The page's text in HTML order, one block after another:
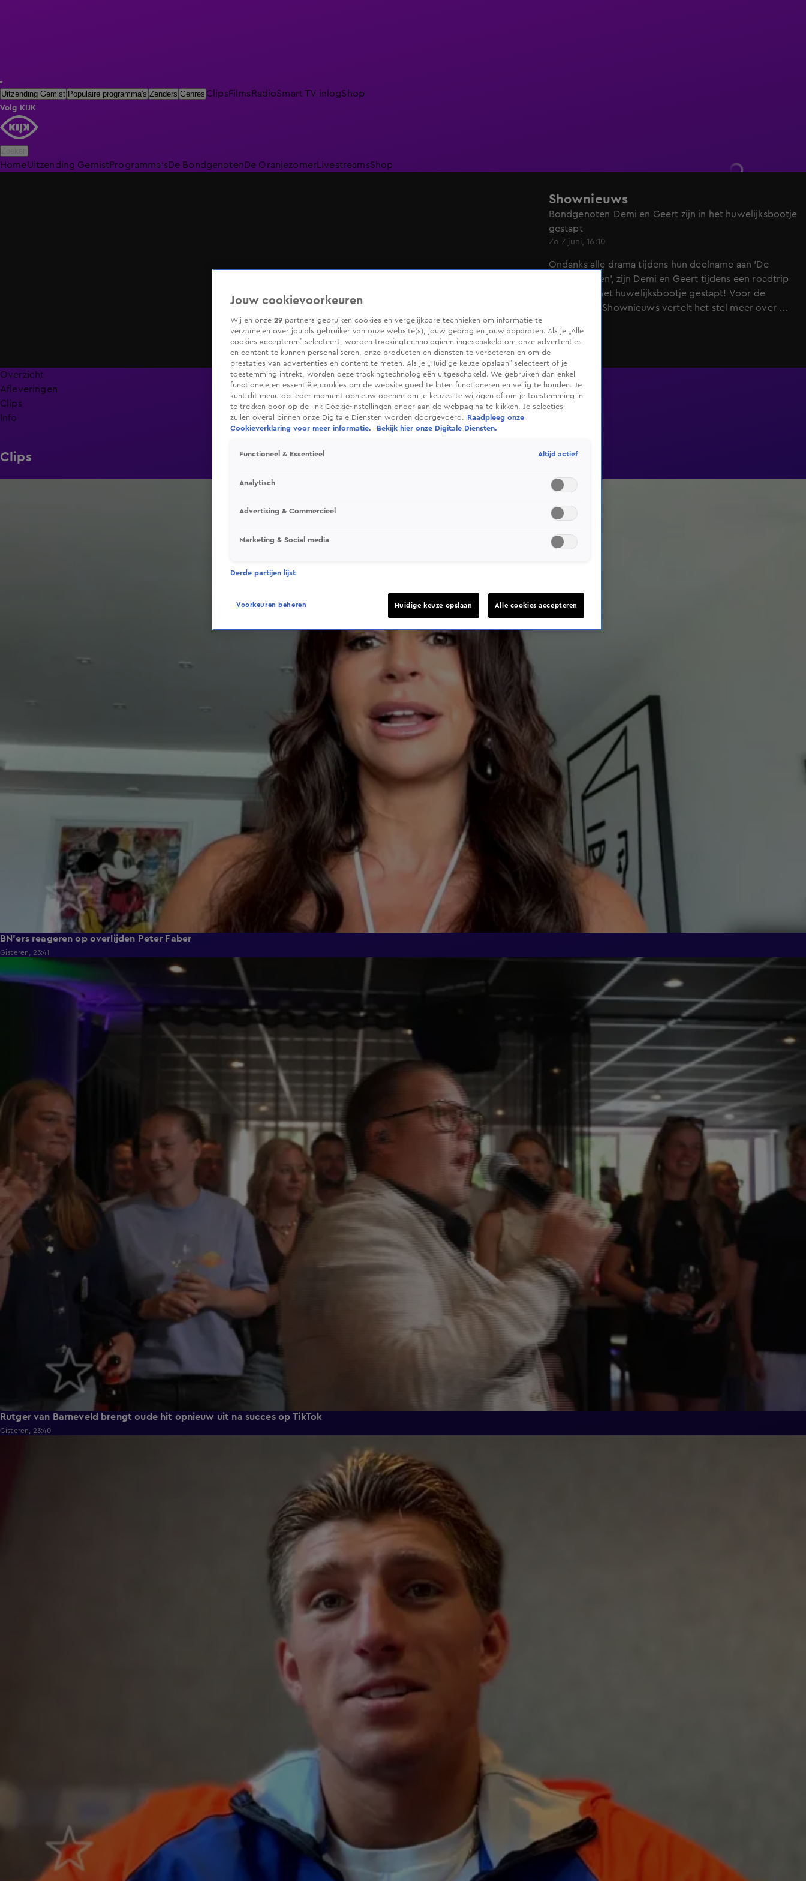
Uitzending Gemist Populaire programma's Zenders Genres ClipsFilmsRadioSmart TV inlogShop
Volg KIJK
HomeUitzending GemistProgramma'sDe BondgenotenDe Oranjezomer LivestreamsShop
Shownieuws
Bondgenoten-Demi en Geert zijn in het huwelijksbootje
gestapt
Zo 7 juni, 16:10
Ondanks alle drama tijdens hun deelname aan 'De
Bondgenoten', zijn Demi en Geert tijdens een roadtrip
in de VS in het huwelijksbootje gestapt! Voor de
camera van Shownieuws vertelt het stel meer over de
Overzicht
Afleveringen
Clips
Info
Clips
BN'ers reageren op overlijden Peter Faber
Gisteren, 23:41
Rutger van Barneveld brengt oude hit opnieuw uit na succes op TikTok
Gisteren, 23:40
Jouw cookievoorkeuren
Wij en onze 29 partners gebruiken cookies en vergelijkbare technieken om informatie te
verzamelen over jou als gebruiker van onze website(s), jouw gedrag en jouw apparaten. Als je „Alle
cookies accepteren” selecteert, worden trackingtechnologieën ingeschakeld om onze advertenties
en content te kunnen personaliseren, onze producten en diensten te verbeteren en om de
prestaties van advertenties en content te meten. Als je „Huidige keuze opslaan” selecteert of je
toestemming intrekt, worden deze trackingtechnologieën uitgeschakeld. We gebruiken dan enkel
functionele en essentiële cookies om de website goed te laten functioneren en veilig te houden. Je
kunt dit menu op ieder moment opnieuw openen om je keuzes te wijzigen of om je toestemming in
te trekken door op de link Cookie-instellingen onder aan de webpagina te klikken. Je selecties
zullen overal binnen onze Digitale Diensten worden doorgevoerd.
Raadpleeg onze
Cookieverklaring voor meer informatie.
Bekijk hier onze Digitale Diensten.
Functioneel & Essentieel Altijd actief
Analytisch
Advertising & Commercieel
Marketing & Social media
Derde partijen lijst
Voorkeuren beheren Huidige keuze opslaan Alle cookies accepteren